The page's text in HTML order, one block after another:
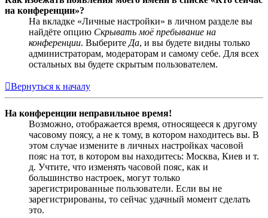
на конференции»?
На вкладке «Личные настройки» в личном разделе вы
найдёте опцию Скрывать моё пребывание на
конференции. Выберите Да, и вы будете видны только
администраторам, модераторам и самому себе. Для всех
остальных вы будете скрытым пользователем.
Вернуться к началу
На конференции неправильное время!
Возможно, отображается время, относящееся к другому
часовому поясу, а не к тому, в котором находитесь вы. В
этом случае измените в личных настройках часовой
пояс на тот, в котором вы находитесь: Москва, Киев и т.
д. Учтите, что изменять часовой пояс, как и
большинство настроек, могут только
зарегистрированные пользователи. Если вы не
зарегистрированы, то сейчас удачный момент сделать
это.